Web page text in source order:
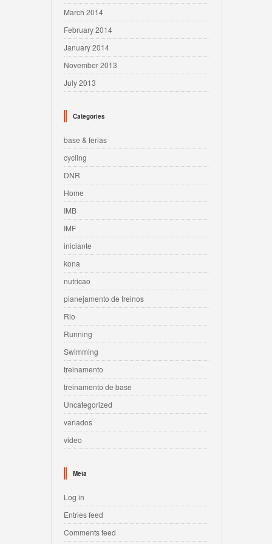
March 2014
February 2014
January 2014
November 2013
July 2013
Categories
base & ferias
cycling
DNR
Home
IMB
IMF
iniciante
kona
nutricao
planejamento de treinos
Rio
Running
Swimming
treinamento
treinamento de base
Uncategorized
variados
video
Meta
Log in
Entries feed
Comments feed